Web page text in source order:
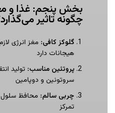
بخش پنجم: غذا و
چگونه تاثیر
گلوکز کافی: مغز انرژی
هیجانات دارد
پروتئین مناسب: تولید
سروتونین و دوپامین
چربی سالم: محافظ
تمرکز